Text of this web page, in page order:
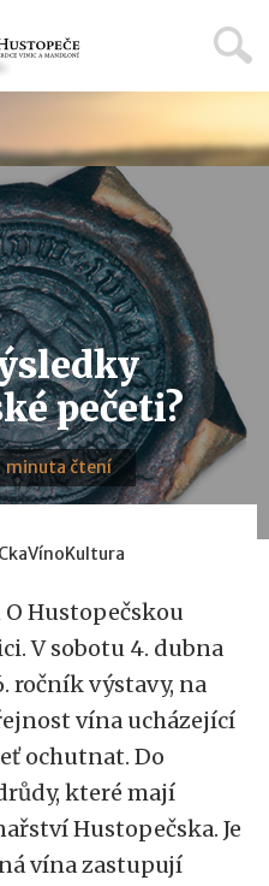
pečeti?
minuta čtení
VínoKultura
Hustopečskou
V sobotu 4. dubna
ročník výstavy, na
vína ucházející
ochutnat. Do
které mají
Hustopečska. Je
vína zastupují